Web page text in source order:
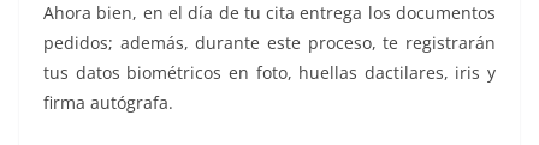
Ahora bien, en el día de tu cita entrega los documentos
pedidos; además, durante este proceso, te registrarán
tus datos biométricos en foto, huellas dactilares, iris y
firma autógrafa.